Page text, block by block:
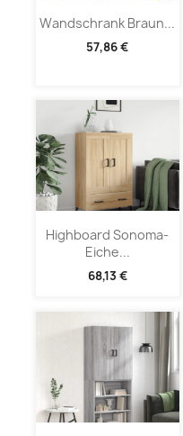
Wandschrank Braun...
57,86 €
Highboard Sonoma-
Eiche...
68,13 €